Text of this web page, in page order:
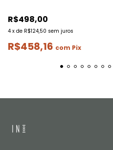
R$498,00
4 x de R$124,50 sem juros
R$458,16 com Pix